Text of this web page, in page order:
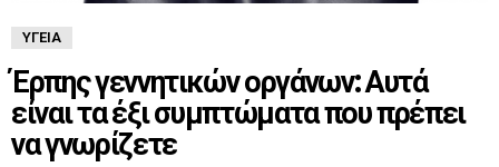
ΥΓΕΊΑ
Έρπης γεννητικών οργάνων: Αυτά
είναι τα έξι συμπτώματα που πρέπει
να γνωρίζετε